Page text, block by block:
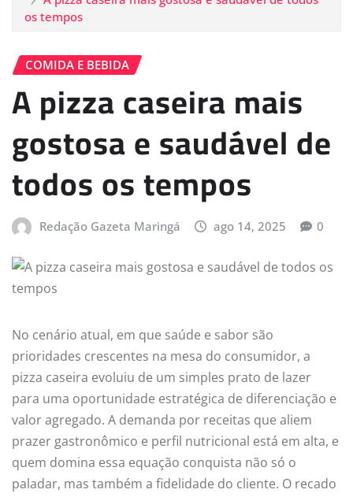
os tempos
COMIDA E BEBIDA
A pizza caseira mais
gostosa e saudável de
todos os tempos
Redação Gazeta Maringá ago 14, 2025 0
No cenário atual, em que saúde e sabor são
prioridades crescentes na mesa do consumidor, a
pizza caseira evoluiu de um simples prato de lazer
para uma oportunidade estratégica de diferenciação e
valor agregado. A demanda por receitas que aliem
prazer gastronômico e perfil nutricional está em alta, e
quem domina essa equação conquista não só o
paladar, mas também a fidelidade do cliente. O recado